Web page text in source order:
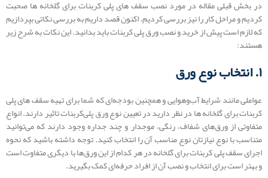
در بخش قبلی مقاله در مورد نصب سقف‌ های پلی کربنات برای گلخانه ها صحبت
کردیم و مراحل کار را نیز بررسی کردیم. اکنون قصد داریم به بررسی نکاتی بپردازیم
که لازم است پیش از خرید و نصب ورق پلی کربنات باید بدانید. این نکات به شرح زیر
هستند:
۱. انتخاب نوع ورق
عواملی مانند شرایط آب‌وهوایی و همچنین بودجه‌ای که شما برای تهیه سقف‌ های پلی
کربنات برای گلخانه ها در نظر دارید در تعیین نوع ورق پلی‌کربنات تاثیر دارند. انواع
متفاوتی از ورق‌های شفاف، رنگی، موجدار و چند جداره وجود دارند که می‌توانید
متناسب با نوع نیازتان نوع مناسب آن را انتخاب کنید. توجه داشته باشید که نحوه
اجرای سقف پلی کربنات برای گلخانه در هر کدام از این ورق‌ها با دیگری متفاوت است
و بهتر است برای انتخاب و نصب آن از افراد حرفه‌ای کمک بگیرید.